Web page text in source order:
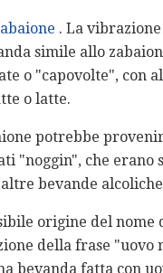
. La
simile allo
o "capovolte", con
o latte.
potrebbe
"noggin", che erano
bevande
origine del nome
della frase "uovo
bevanda fatta con